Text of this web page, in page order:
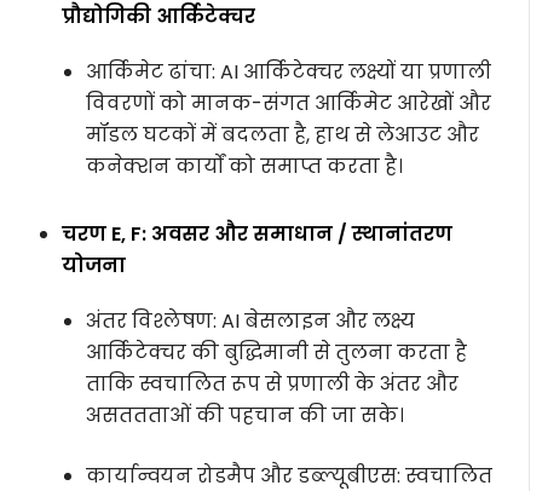
प्रौद्योगिकी आर्किटेक्चर
आर्किमेट ढांचा: AI आर्किटेक्चर लक्ष्यों या प्रणाली
विवरणों को मानक-संगत आर्किमेट आरेखों और
मॉडल घटकों में बदलता है, हाथ से लेआउट और
कनेक्शन कार्यों को समाप्त करता है।
चरण E, F: अवसर और समाधान / स्थानांतरण
योजना
अंतर विश्लेषण: AI बेसलाइन और लक्ष्य
आर्किटेक्चर की बुद्धिमानी से तुलना करता है
ताकि स्वचालित रूप से प्रणाली के अंतर और
असततताओं की पहचान की जा सके।
कार्यान्वयन रोडमैप और डब्ल्यूबीएस: स्वचालित